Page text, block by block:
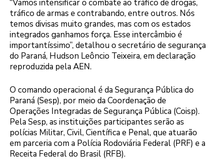
“Vamos intensificar o combate ao tráfico de drogas,
tráfico de armas e contrabando, entre outros. Nós
temos divisas muito grandes, mas com os estados
integrados ganhamos força. Esse intercâmbio é
importantíssimo”, detalhou o secretário de segurança
do Paraná, Hudson Leôncio Teixeira, em declaração
reproduzida pela AEN.
O comando operacional é da Segurança Pública do
Paraná (Sesp), por meio da Coordenação de
Operações Integradas de Segurança Pública (Coisp).
Pela Sesp, as instituições participantes serão as
polícias Militar, Civil, Científica e Penal, que atuarão
em parceria com a Polícia Rodoviária Federal (PRF) e a
Receita Federal do Brasil (RFB).